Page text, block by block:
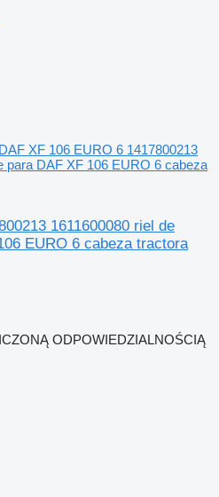
DAF XF 106 EURO 6 1417800213
para DAF XF 106 EURO 6 cabeza
1611600080 riel de
EURO 6 cabeza tractora
ODPOWIEDZIALNOŚCIĄ